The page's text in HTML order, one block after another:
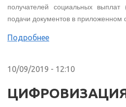
получателей социальных
подачи документов в
Подробнее
10/09/2019 - 12:10
ЦИФРОВИЗАЦИЯ